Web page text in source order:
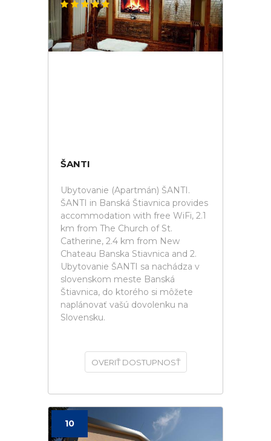
ŠANTI
Ubytovanie (Apartmán) ŠANTI.
ŠANTI in Banská Štiavnica provides
accommodation with free WiFi, 2.1
km from The Church of St.
Catherine, 2.4 km from New
Chateau Banska Stiavnica and 2.
Ubytovanie ŠANTI sa nachádza v
slovenskom meste Banská
Štiavnica, do ktorého si môžete
naplánovať vašú dovolenku na
Slovensku.
OVERIŤ DOSTUPNOSŤ
10